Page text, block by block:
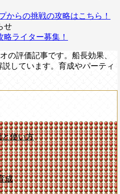
からの挑戦の攻略はこちら！
せ
ライター募集！
の評価記事です。船長効果、
しています。育成やパーティ
と使い方
成